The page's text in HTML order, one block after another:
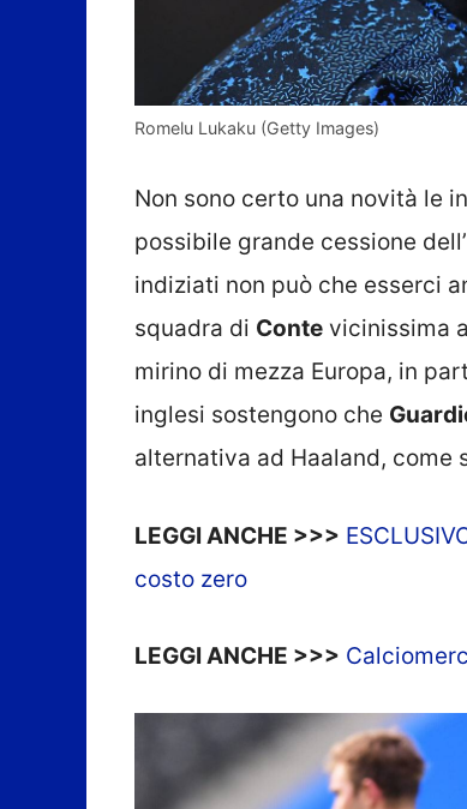
Romelu Lukaku (Getty Images)
Non sono certo una novità le
possibile grande cessione dell’
indiziati non può che esserci
squadra di Conte vicinissima
mirino di mezza Europa, in
inglesi sostengono che
alternativa ad Haaland, come
LEGGI ANCHE >>>
costo zero
LEGGI ANCHE >>>